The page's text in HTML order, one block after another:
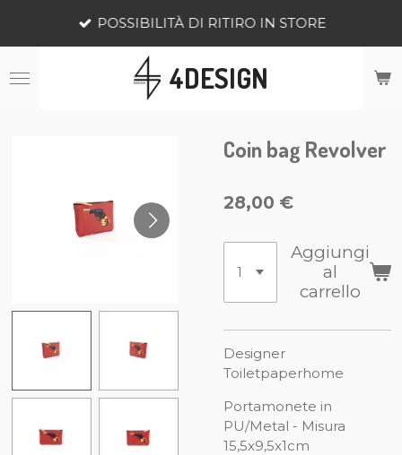
principale
4DESIGN
POSSIBILITÀ DI RITIRO IN STORE
Coin bag Revolver
28,00 €
Aggiungi
al
carrello
Designer
Toiletpaperhome
Portamonete in
PU/Metal - Misura
15,5x9,5x1cm